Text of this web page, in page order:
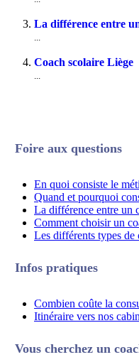
La différence entre
Coach scolaire Liège
Foire aux questions
En quoi consiste le
Quand et pourquoi
La différence entre un
Comment choisir un
Les différents types de
Infos pratiques
Combien coûte la
Itinéraire vers nos
Vous cherchez un